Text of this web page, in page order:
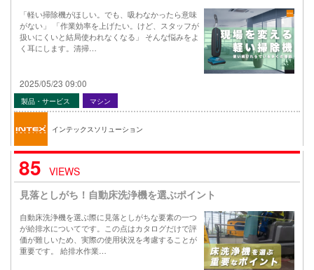
「軽い掃除機がほしい。でも、吸わなかったら意味
がない」 「作業効率を上げたい。けど、スタッフが
扱いにくいと結局使われなくなる」 そんな悩みをよ
く耳にします。清掃…
2025/05/23 09:00
製品・サービス マシン
インテックスソリューション
85 VIEWS
見落としがち！自動床洗浄機を選ぶポイント
自動床洗浄機を選ぶ際に見落としがちな要素の一つ
が給排水についてです。この点はカタログだけで評
価が難しいため、実際の使用状況を考慮することが
重要です。 給排水作業…